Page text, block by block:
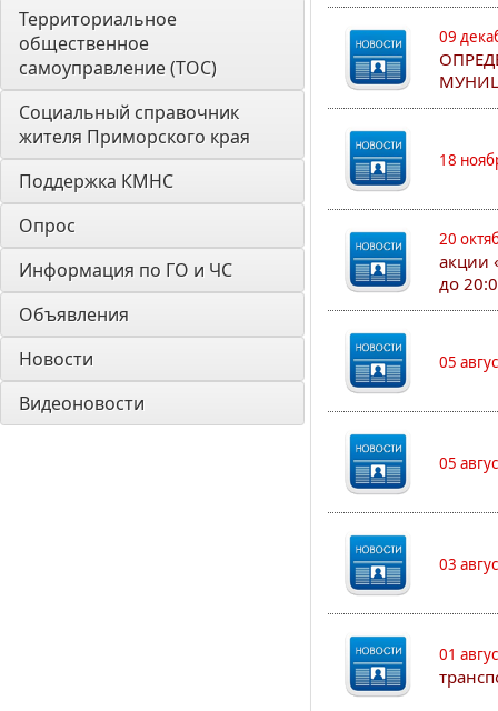
Территориальное
общественное
самоуправление (ТОС)
Социальный справочник
жителя Приморского края
Поддержка КМНС
Опрос
Информация по ГО и ЧС
Объявления
Новости
Видеоновости
09
18
20
акции
до
05
05
03
01